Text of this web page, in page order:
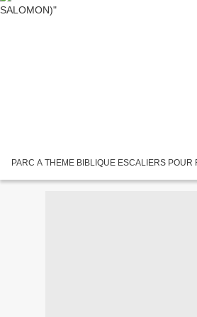
PARC A THEME BIBLIQUE ESCALIERS POUR